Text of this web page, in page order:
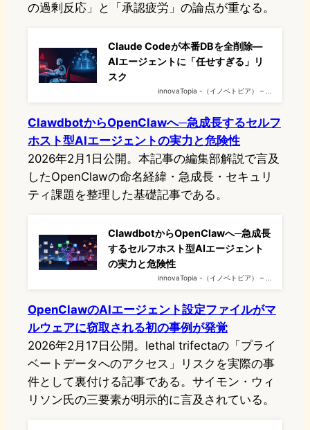
の過剰反応」と「承認疲労」の論点が重なる。
Claude Codeが本番DBを全削除—
AIエージェントに「任せすぎる」リ
スク
innovaTopia -（イノベトピア） – …
ClawdbotからOpenClawへ─急成長するセルフ
ホスト型AIエージェントの実力と危険性
2026年2月1日公開。本記事の編集部解説で言及
したOpenClawの命名経緯・急成長・セキュリ
ティ課題を整理した基礎記事である。
ClawdbotからOpenClawへ─急成長
するセルフホスト型AIエージェント
の実力と危険性
innovaTopia -（イノベトピア） – …
OpenClawのAIエージェント設定ファイルがマ
ルウェアに窃取される初の事例が発覚
2026年2月17日公開。lethal trifectaの「プライ
ベートデータへのアクセス」リスクを実際の事
件として裏付ける記事である。サイモン・ウィ
リソン氏の三要素が明示的に言及されている。